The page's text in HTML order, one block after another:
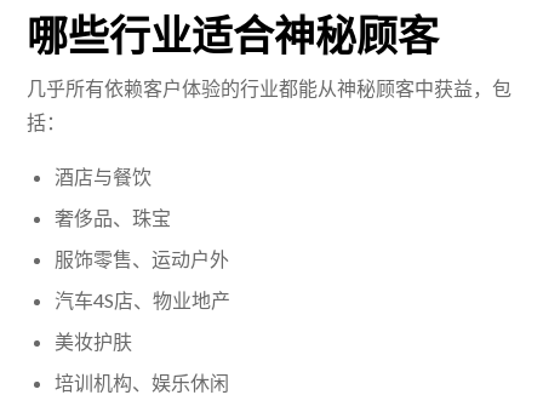
哪些行业适合神秘顾客
几乎所有依赖客户体验的行业都能从神秘顾客中获益，包
括：
酒店与餐饮
奢侈品、珠宝
服饰零售、运动户外
汽车4S店、物业地产
美妆护肤
培训机构、娱乐休闲